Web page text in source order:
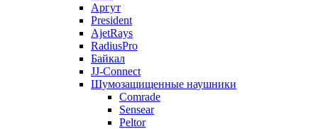
Аргут
President
AjetRays
RadiusPro
Байкал
JJ-Connect
Шумозащищенные наушники
Comrade
Sensear
Peltor